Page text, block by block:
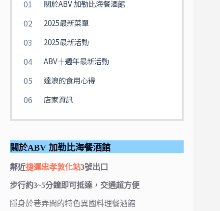
關於ABV 加勒比海餐酒館
2025最新菜單
2025最新活動
ABV十週年最新活動
達浪的食用心得
店家資訊
關於ABV 加勒比海餐酒館
鄰近捷運忠孝敦化站3號出口
步行約3~5分鐘即可抵達，交通超方便
隱身於巷弄間的特色異國料理餐酒館